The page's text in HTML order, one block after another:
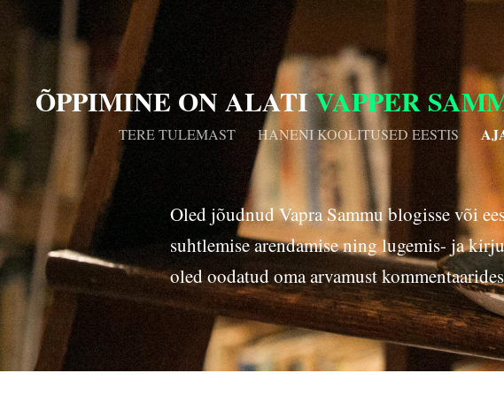
ÕPPIMINE ON ALATIVAPPER
TERE TULEMAST HANENI KOOLITUSED EESTIS
Oled jõudnud Vapra Sammu blogisse või
suhtlemise arendamise ning lugemis- ja
oled oodatud oma arvamust